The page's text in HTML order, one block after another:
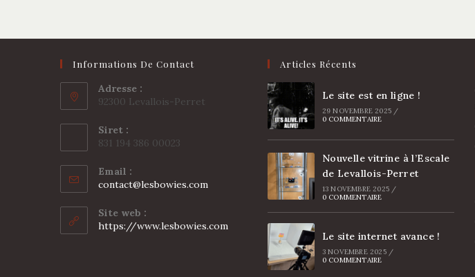
Informations De Contact
Adresse :
92300 Levallois-Perret
Siret :
831 194 386 00023
Email :
contact@lesbowies.com
Site web :
https://www.lesbowies.com
Articles Récents
Le site est en ligne !
29 NOVEMBRE 2025 /
0 COMMENTAIRE
Nouvelle vitrine à l’Escale
de Levallois-Perret
13 NOVEMBRE 2025 /
0 COMMENTAIRE
Le site internet avance !
3 NOVEMBRE 2025 /
0 COMMENTAIRE